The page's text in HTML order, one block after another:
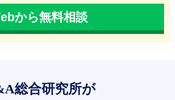
から無料相談
総合研究所が